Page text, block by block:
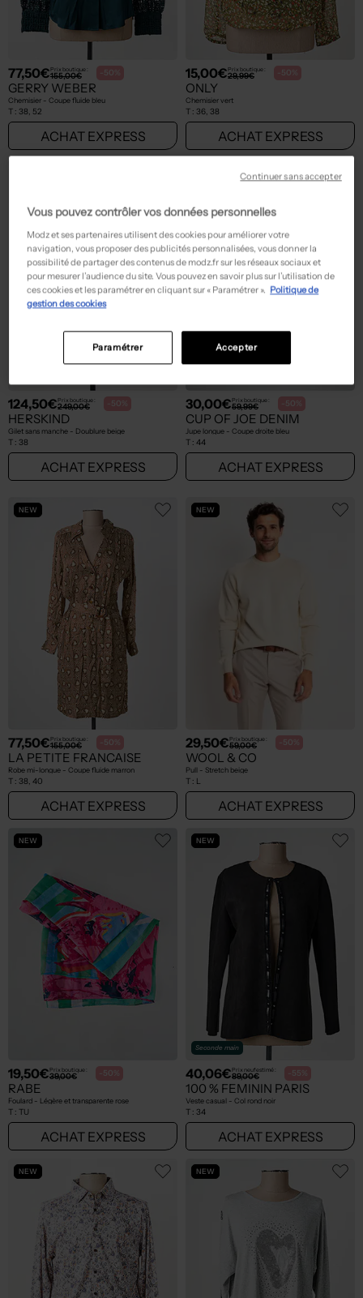
77,50€Prix boutique :
155,00€ -50%
GERRY WEBER
Chemisier - Coupe fluide bleu
T : 38, 52
ACHAT EXPRESS
15,00€Prix boutique :
29,99€ -50%
ONLY
Chemisier vert
T : 36, 38
ACHAT EXPRESS
124,50€ Prix boutique :
249,00€ -50%
HERSKIND
Gilet sans manche - Doublure beige
T : 38
ACHAT EXPRESS
30,00€ Prix boutique :
59,99€ -50%
CUP OF JOE DENIM
Jupe longue - Coupe droite bleu
T : 44
ACHAT EXPRESS
NEW
77,50€Prix boutique :
155,00€ -50%
LA PETITE FRANCAISE
Robe mi-longue - Coupe fluide marron
T : 38, 40
ACHAT EXPRESS
NEW
29,50€Prix boutique :
59,00€ -50%
WOOL & CO
Pull - Stretch beige
T : L
ACHAT EXPRESS
NEW
19,50€Prix boutique :
39,00€ -50%
RABE
Foulard - Légère et transparente rose
T : TU
ACHAT EXPRESS
NEW
Seconde main
40,06€Prix neuf estimé :
89,00€ -55%
100 % FEMININ PARIS
Veste casual - Col rond noir
T : 34
ACHAT EXPRESS
NEW NEW
Vous pouvez contrôler vos données personnelles
Modz et ses partenaires utilisent des cookies pour améliorer votre
navigation, vous proposer des publicités personnalisées, vous donner la
possibilité de partager des contenus de modz.fr sur les réseaux sociaux et
pour mesurer l’audience du site. Vous pouvez en savoir plus sur l’utilisation de
ces cookies et les paramétrer en cliquant sur « Paramétrer ». Politique de
gestion des cookies
Accepter
Paramétrer
Continuer sans accepter